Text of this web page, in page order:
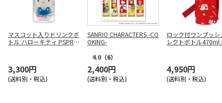
マスコット入りドリンクボ
トル ハローキティ PSPR5
3,300円
(送料別・税込)
SANRIO CHARACTERS -CO
OKING-
4.0 （6）
2,400円
(送料別・税込)
ロック付ワンプッシ
レクトボトル470ml
4,950円
(送料別・税込)